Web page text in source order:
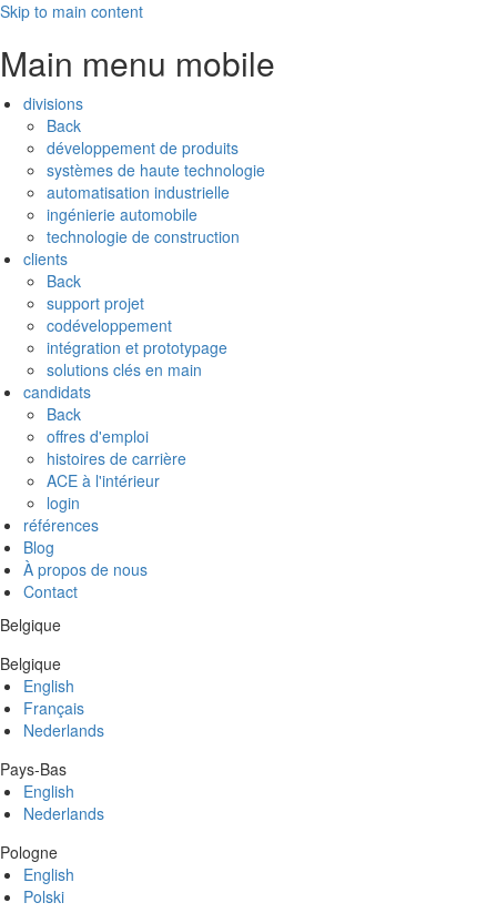
Skip to main content
Main menu mobile
divisions
Back
développement de produits
systèmes de haute technologie
automatisation industrielle
ingénierie automobile
technologie de construction
clients
Back
support projet
codéveloppement
intégration et prototypage
solutions clés en main
candidats
Back
offres d'emploi
histoires de carrière
ACE à l'intérieur
login
références
Blog
À propos de nous
Contact
Belgique
Belgique
English
Français
Nederlands
Pays-Bas
English
Nederlands
Pologne
English
Polski